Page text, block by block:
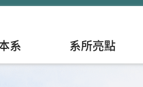
系 系所亮點